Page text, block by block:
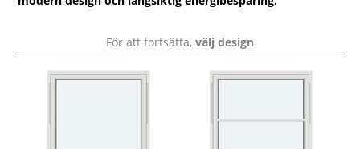
För att fortsätta, välj design